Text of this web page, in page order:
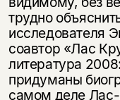
трудно
исследователя
соавтор «Лас
литература
придуманы
самом деле